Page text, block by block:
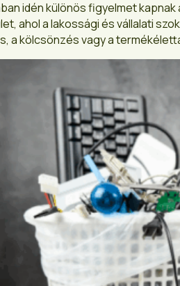
idén különös figyelmet
ahol a lakossági és vállalati
a kölcsönzés vagy a